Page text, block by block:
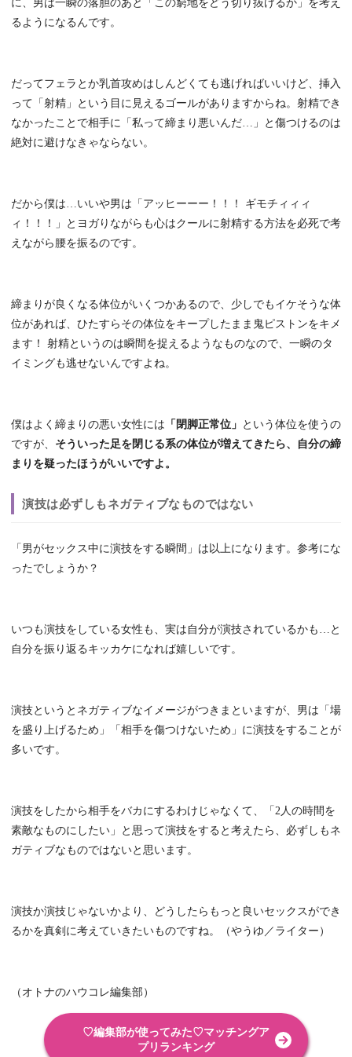
に、男は一瞬の落胆のあと「この窮地をどう切り抜けるか」を考え
るようになるんです。
だってフェラとか乳首攻めはしんどくても逃げればいいけど、挿入
って「射精」という目に見えるゴールがありますからね。射精でき
なかったことで相手に「私って締まり悪いんだ…」と傷つけるのは
絶対に避けなきゃならない。
だから僕は…いいや男は「アッヒーーー！！！ ギモチィィィ
ィ！！！」とヨガりながらも心はクールに射精する方法を必死で考
えながら腰を振るのです。
締まりが良くなる体位がいくつかあるので、少しでもイケそうな体
位があれば、ひたすらその体位をキープしたまま鬼ピストンをキメ
ます！ 射精というのは瞬間を捉えるようなものなので、一瞬のタ
イミングも逃せないんですよね。
僕はよく締まりの悪い女性には 「閉脚正常位」 という体位を使うの
ですが、 そういった足を閉じる系の体位が増えてきたら、自分の締
まりを疑ったほうがいいですよ。
演技は必ずしもネガティブなものではない
「男がセックス中に演技をする瞬間」は以上になります。参考にな
ったでしょうか？
いつも演技をしている女性も、実は自分が演技されているかも…と
自分を振り返るキッカケになれば嬉しいです。
演技というとネガティブなイメージがつきまといますが、男は「場
を盛り上げるため」「相手を傷つけないため」に演技をすることが
多いです。
演技をしたから相手をバカにするわけじゃなくて、「2人の時間を
素敵なものにしたい」と思って演技をすると考えたら、必ずしもネ
ガティブなものではないと思います。
演技か演技じゃないかより、どうしたらもっと良いセックスができ
るかを真剣に考えていきたいものですね。（やうゆ／ライター）
（オトナのハウコレ編集部）
♡編集部が使ってみた♡マッチングア
プリランキング